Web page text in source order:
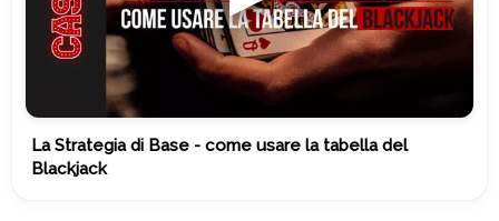
La Strategia di Base - come usare la tabella del
Blackjack